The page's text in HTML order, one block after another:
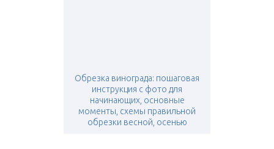
Обрезка винограда: пошаговая
инструкция с фото для
начинающих, основные
моменты, схемы правильной
обрезки весной, осенью